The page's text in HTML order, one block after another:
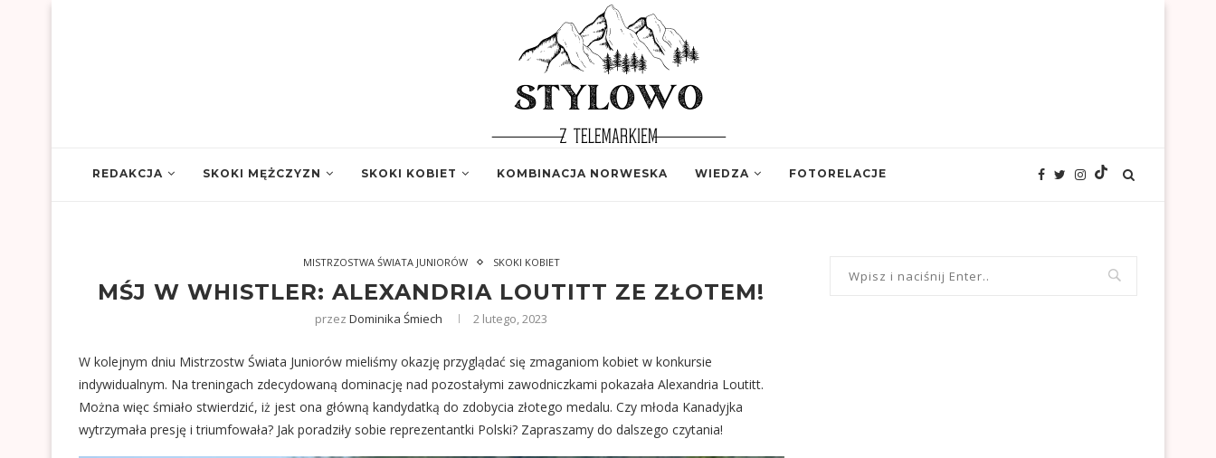
REDAKCJA SKOKI MĘŻCZYZN SKOKI KOBIET KOMBINACJA NORWESKA WIEDZA FOTORELACJE
MISTRZOSTWA ŚWIATA JUNIORÓW SKOKI KOBIET
MŚJ W WHISTLER: ALEXANDRIA LOUTITT ZE ZŁOTEM!
przezDominika Śmiech 2 lutego, 2023
W kolejnym dniu Mistrzostw Świata Juniorów mieliśmy okazję przyglądać się zmaganiom kobiet w konkursie
indywidualnym. Natreningach zdecydowaną dominację nad pozostałymi zawodniczkami pokazała Alexandria Loutitt.
Można więc śmiało stwierdzić, iż jest ona główną kandydatką do zdobycia złotego medalu. Czy młoda Kanadyjka
wytrzymała presję i triumfowała? Jak poradziły sobie reprezentantki Polski? Zapraszamy do dalszego czytania!